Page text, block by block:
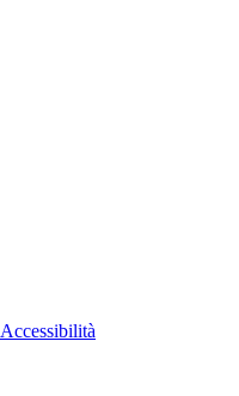
Accessibilità